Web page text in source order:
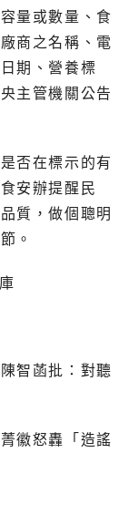
量或數量、食
商之名稱、電
期、營養標
主管機關公告
否在標示的有
安辦提醒民
質，做個聰明
。
智菡批：對聽
徽怒轟「造謠